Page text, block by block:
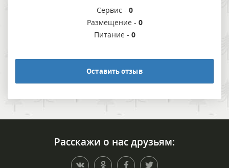
Сервис - 0
Размещение - 0
Питание - 0
Оставить отзыв
Расскажи о нас друзьям: